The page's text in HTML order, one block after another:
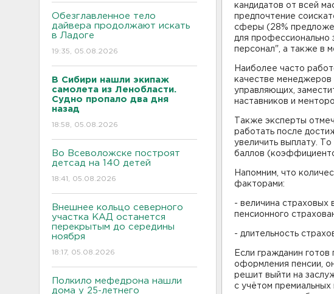
Обезглавленное тело
дайвера продолжают искать
в Ладоге
19:35, 05.08.2026
В Сибири нашли экипаж
самолета из Ленобласти.
Судно пропало два дня
назад
18:58, 05.08.2026
Во Всеволожске построят
детсад на 140 детей
18:41, 05.08.2026
Внешнее кольцо северного
участка КАД останется
перекрытым до середины
ноября
18:17, 05.08.2026
Полкило мефедрона нашли
дома у 25-летнего
кандидатов от всей
предпочтение
сферы (28%
для профессионально
персонал", а также в
Наиболее часто
качестве менеджеров
управляющих,
наставников и
Также эксперты
работать после
увеличить выплату.
баллов
Напомним, что
факторами:
- величина страховых
пенсионного
- длительность
Если гражданин
оформления пенсии,
решит выйти на
с учётом